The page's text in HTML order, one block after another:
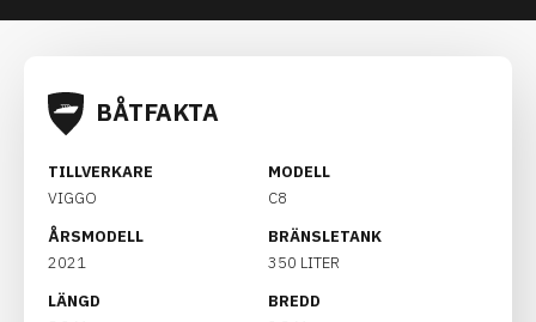
BÅTFAKTA
TILLVERKARE
VIGGO
MODELL
C8
ÅRSMODELL
2021
BRÄNSLETANK
350 LITER
LÄNGD
BREDD